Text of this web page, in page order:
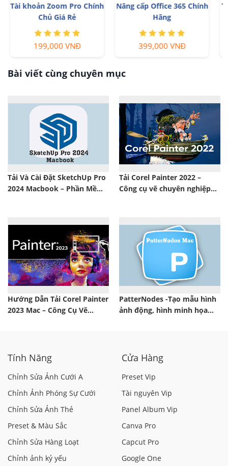
Trọn Bộ Autodesk All App
Giá Rẻ
1,499,000 VNĐ
Tài khoản CapCut Pro bản
quyền chính hãng
399,000 VNĐ
Bài viết cùng chuyên mục
Tải Và Cài Đặt SketchUp Pro
2024 Macbook​ – Phần Mềm
Tải Corel Painter 2022 –
Công cụ vẽ chuyên nghiệp
Hướng Dẫn Tải Corel Painter
2023 Mac – Công Cụ Vẽ
PatterNodes -Tạo mẫu hình
ảnh động, hình minh họa
Tính Năng
Chỉnh Sửa Ảnh Cưới A
Chỉnh Ảnh Phóng Sự Cưới
Chỉnh Sửa Ảnh Thẻ
Preset & Màu Sắc
Chỉnh Sửa Hàng Loạt
Chỉnh ảnh kỷ yếu
Cửa Hàng
Preset Vip
Tài nguyên Vip
Panel Album Vip
Canva Pro
Capcut Pro
Google One